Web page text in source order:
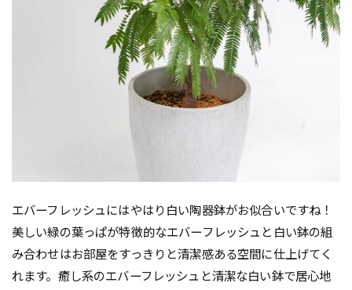
エバーフレッシュにはやはり白い陶器鉢がお似合いですね！
美しい緑の葉っぱが特徴的なエバーフレッシュと白い鉢の組
み合わせはお部屋をすっきりと清潔感ある空間に仕上げてく
れます。癒し系のエバーフレッシュと清潔な白い鉢で居心地